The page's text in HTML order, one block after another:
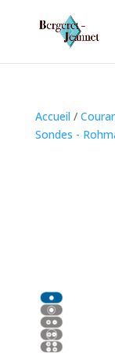
Accueil /
Sondes -